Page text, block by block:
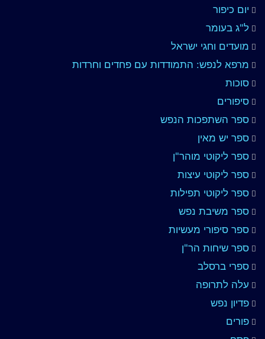
יום כיפור
ל"ג בעומר
מועדים וחגי ישראל
מרפא לנפש: התמודדות עם פחדים וחרדות
סוכות
סיפורים
ספר השתפכות הנפש
ספר יש מאין
ספר ליקוטי מוהר"ן
ספר ליקוטי עיצות
ספר ליקוטי תפילות
ספר משיבת נפש
ספר סיפורי מעשיות
ספר שיחות הר"ן
ספרי ברסלב
עלה לתרופה
פדיון נפש
פורים